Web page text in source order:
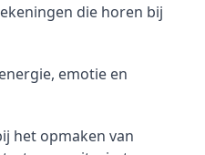
die horen bij
emotie en
het opmaken van